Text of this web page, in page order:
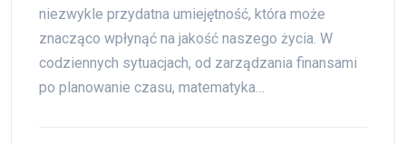
niezwykle przydatna umiejętność, która może
znacząco wpłynąć na jakość naszego życia. W
codziennych sytuacjach, od zarządzania finansami
po planowanie czasu, matematyka…